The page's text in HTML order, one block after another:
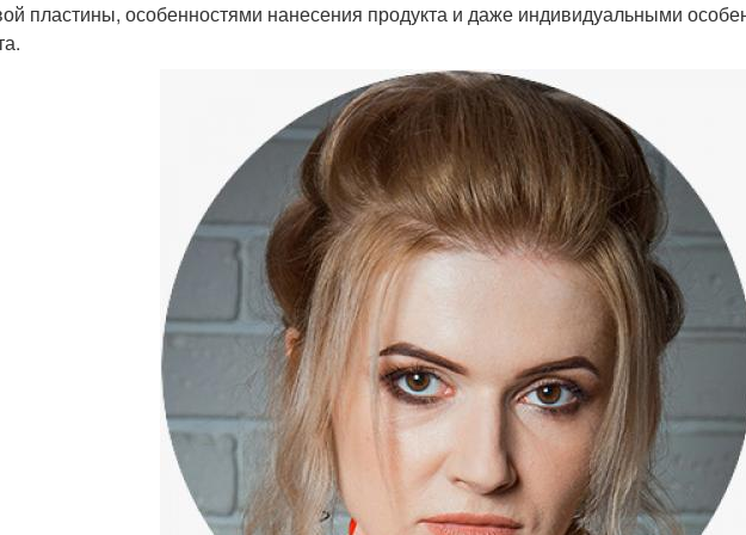
пластины, особенностями нанесения продукта и даже индивидуальными